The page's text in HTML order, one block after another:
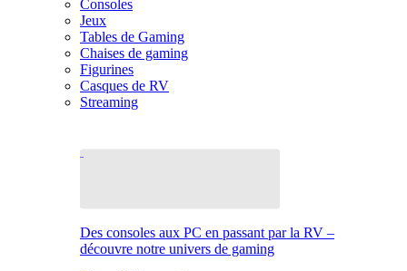
Consoles
Jeux
Tables de Gaming
Chaises de gaming
Figurines
Casques de RV
Streaming
Des consoles aux PC en passant par la RV –
découvre notre univers de gaming